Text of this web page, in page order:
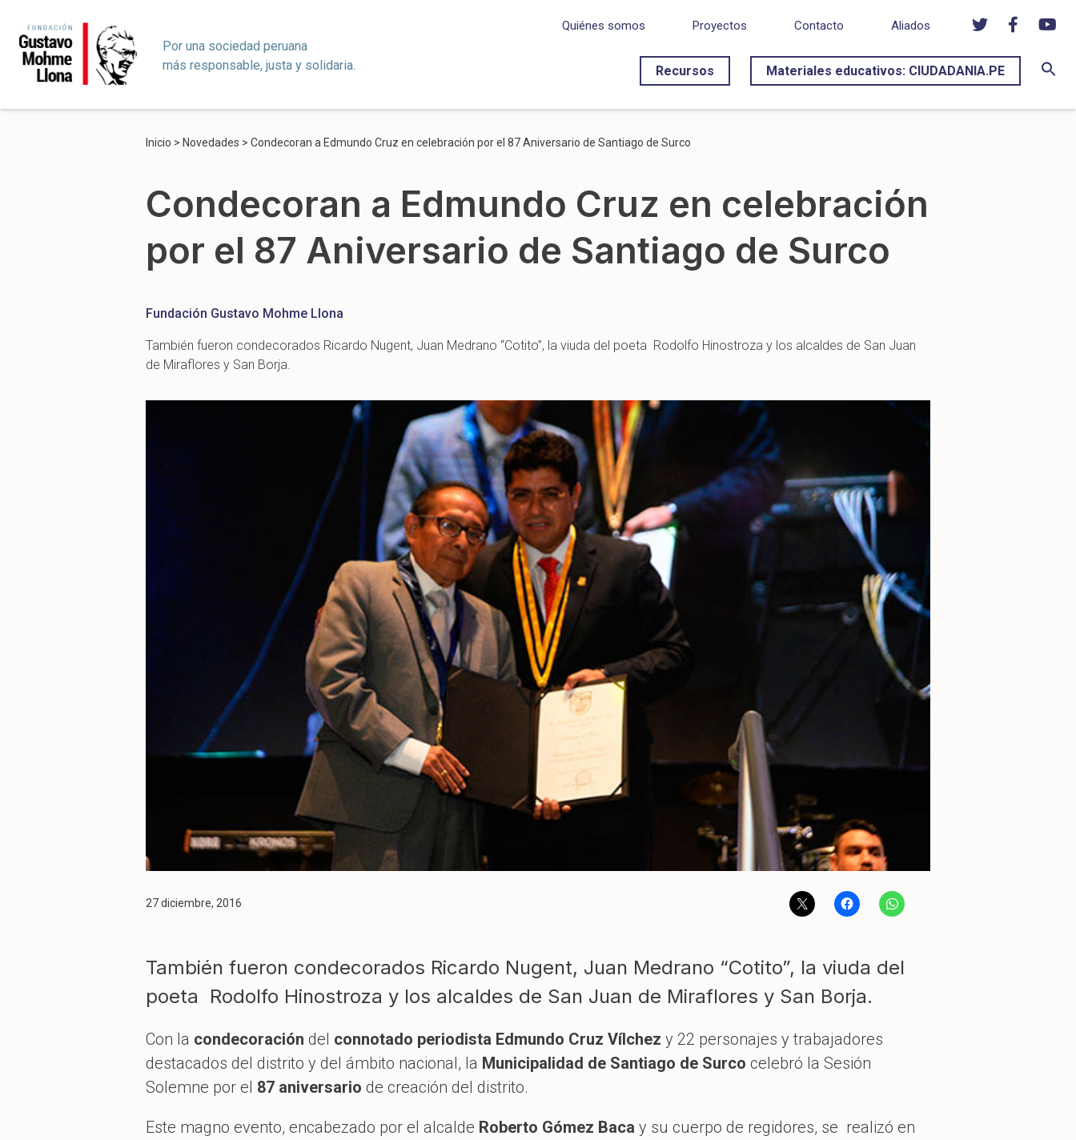
Por una sociedad peruana
más responsable, justa y solidaria.
Quiénes somos Proyectos Contacto Aliados
Recursos Materiales educativos: CIUDADANIA.PE
Inicio > Novedades > Condecoran a Edmundo Cruz en celebración por el 87 Aniversario de Santiago de Surco
Condecoran a Edmundo Cruz en celebración
por el 87 Aniversario de Santiago de Surco
Fundación Gustavo Mohme Llona
También fueron condecorados Ricardo Nugent, Juan Medrano “Cotito”, la viuda del poeta Rodolfo Hinostroza y los alcaldes de San Juan
de Miraflores y San Borja.
27 diciembre, 2016
También fueron condecorados Ricardo Nugent, Juan Medrano “Cotito”, la viuda del
poeta Rodolfo Hinostroza y los alcaldes de San Juan de Miraflores y San Borja.
Con la condecoración del connotado periodista Edmundo Cruz Vílchez y 22 personajes y trabajadores
destacados del distrito y del ámbito nacional, la Municipalidad de Santiago de Surco celebró la Sesión
Solemne por el 87 aniversario de creación del distrito.
Este magno evento, encabezado por el alcalde Roberto Gómez Baca y su cuerpo de regidores, se realizó en